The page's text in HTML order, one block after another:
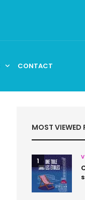
CONTACT
MOST VIEWED
1